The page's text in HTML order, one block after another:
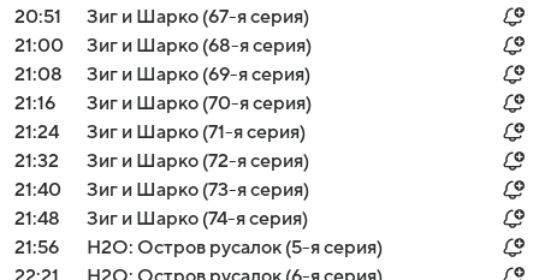
20:51
Зиг и Шарко (67-я серия)
21:00
Зиг и Шарко (68-я серия)
21:08
Зиг и Шарко (69-я серия)
21:16
Зиг и Шарко (70-я серия)
21:24
Зиг и Шарко (71-я серия)
21:32
Зиг и Шарко (72-я серия)
21:40
Зиг и Шарко (73-я серия)
21:48
Зиг и Шарко (74-я серия)
21:56
H2O: Остров русалок (5-я серия)